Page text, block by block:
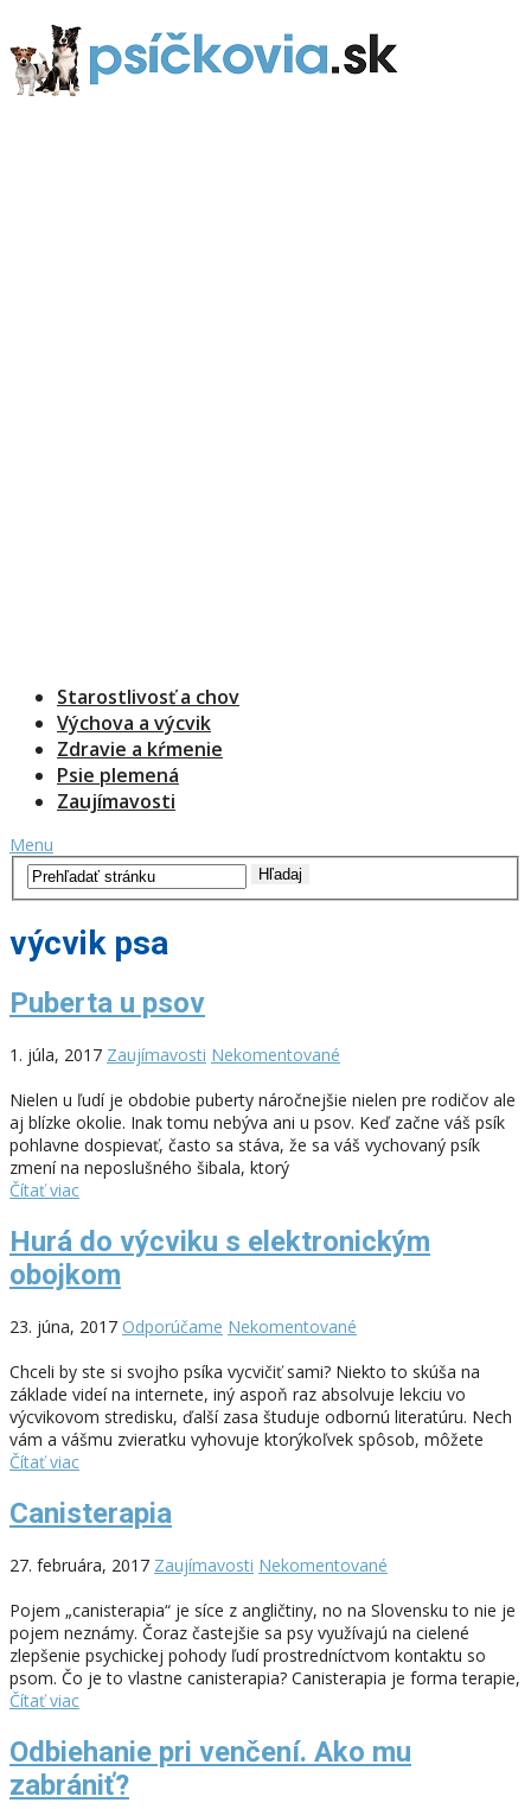
Starostlivosť a chov
Výchova a výcvik
Zdravie a kŕmenie
Psie plemená
Zaujímavosti
Menu
výcvik psa
Puberta u psov
1. júla, 2017 Zaujímavosti Nekomentované
Nielen u ľudí je obdobie puberty náročnejšie nielen pre rodičov ale
aj blízke okolie. Inak tomu nebýva ani u psov. Keď začne váš psík
pohlavne dospievať, často sa stáva, že sa váš vychovaný psík
zmení na neposlušného šibala, ktorý
Čítať viac
Hurá do výcviku s elektronickým
obojkom
23. júna, 2017 Odporúčame Nekomentované
Chceli by ste si svojho psíka vycvičiť sami? Niekto to skúša na
základe videí na internete, iný aspoň raz absolvuje lekciu vo
výcvikovom stredisku, ďalší zasa študuje odbornú literatúru. Nech
vám a vášmu zvieratku vyhovuje ktorýkoľvek spôsob, môžete
Čítať viac
Canisterapia
27. februára, 2017 Zaujímavosti Nekomentované
Pojem „canisterapia“ je síce z angličtiny, no na Slovensku to nie je
pojem neznámy. Čoraz častejšie sa psy využívajú na cielené
zlepšenie psychickej pohody ľudí prostredníctvom kontaktu so
psom. Čo je to vlastne canisterapia? Canisterapia je forma terapie,
Čítať viac
Odbiehanie pri venčení. Ako mu
zabrániť?